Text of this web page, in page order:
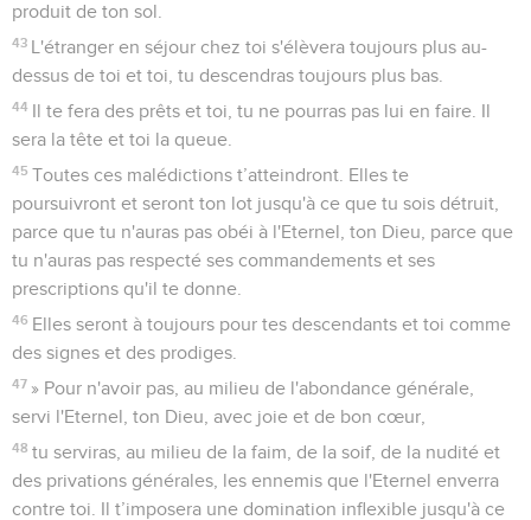
produit de ton sol.
43 L'étranger en séjour chez toi s'élèvera toujours plus au-
dessus de toi et toi, tu descendras toujours plus bas.
44 Il te fera des prêts et toi, tu ne pourras pas lui en faire. Il
sera la tête et toi la queue.
45 Toutes ces malédictions t’atteindront. Elles te
poursuivront et seront ton lot jusqu'à ce que tu sois détruit,
parce que tu n'auras pas obéi à l'Eternel, ton Dieu, parce que
tu n'auras pas respecté ses commandements et ses
prescriptions qu'il te donne.
46 Elles seront à toujours pour tes descendants et toi comme
des signes et des prodiges.
47 » Pour n'avoir pas, au milieu de l'abondance générale,
servi l'Eternel, ton Dieu, avec joie et de bon cœur,
48 tu serviras, au milieu de la faim, de la soif, de la nudité et
des privations générales, les ennemis que l'Eternel enverra
contre toi. Il t’imposera une domination inflexible jusqu'à ce